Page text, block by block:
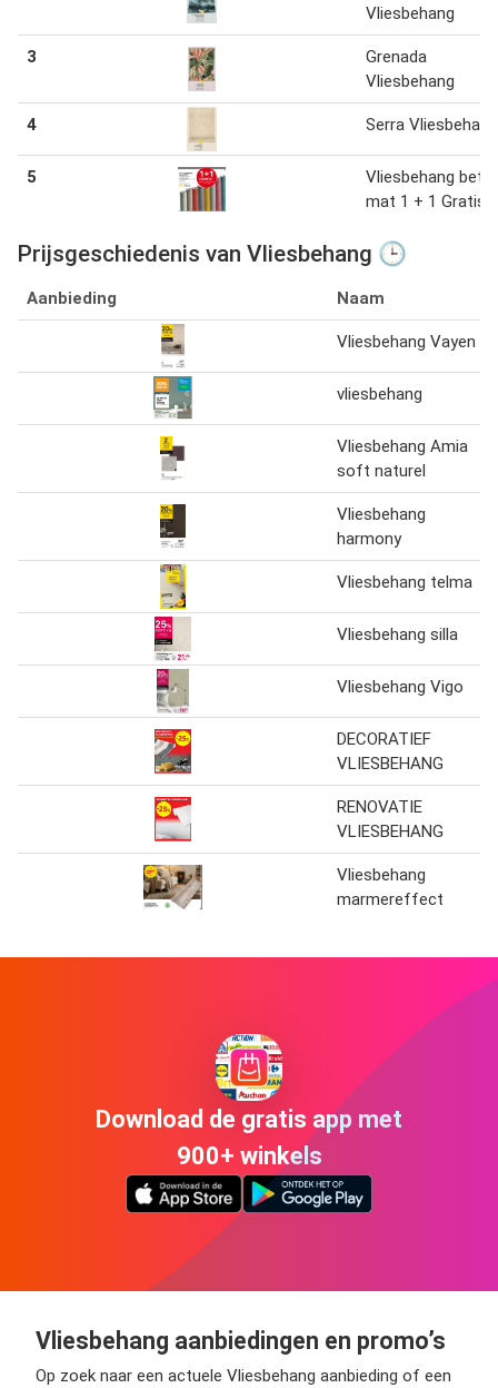
Vliesbehang
3
Grenada
Vliesbehang
4 Serra Vliesbehang
5
Vliesbehang
mat 1 + 1 Gratis
Prijsgeschiedenis van Vliesbehang 🕒
Aanbieding Naam
Vliesbehang Vayen
vliesbehang
Vliesbehang Amia
soft naturel
Vliesbehang
harmony
Vliesbehang telma
Vliesbehang silla
Vliesbehang Vigo
DECORATIEF
VLIESBEHANG
RENOVATIE
VLIESBEHANG
Vliesbehang
marmereffect
Download de gratis app met
900+ winkels
Vliesbehang aanbiedingen en promo’s
Op zoek naar een actuele Vliesbehang aanbieding of een